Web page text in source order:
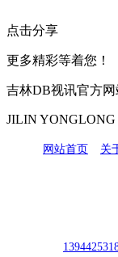
点击分享
更多精彩等着您！
吉林DB视讯官方
JILIN
网站首页 关